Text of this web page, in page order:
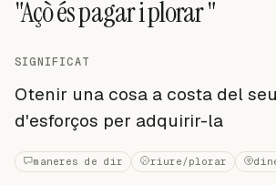
"Açò és pagar i plorar "
SIGNIFICAT
Otenir una cosa a costa del
d'esforços per adquirir-la
maneres de dir riure/plorar